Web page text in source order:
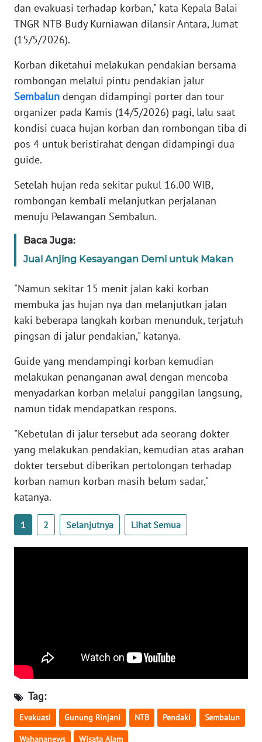
dan evakuasi terhadap korban," kata Kepala Balai
TNGR NTB Budy Kurniawan dilansir Antara, Jumat
(15/5/2026).
Korban diketahui melakukan pendakian bersama
rombongan melalui pintu pendakian jalur
Sembalun dengan didampingi porter dan tour
organizer pada Kamis (14/5/2026) pagi, lalu saat
kondisi cuaca hujan korban dan rombongan tiba di
pos 4 untuk beristirahat dengan didampingi dua
guide.
Setelah hujan reda sekitar pukul 16.00 WIB,
rombongan kembali melanjutkan perjalanan
menuju Pelawangan Sembalun.
Baca Juga:
Jual Anjing Kesayangan Demi untuk Makan
"Namun sekitar 15 menit jalan kaki korban
membuka jas hujan nya dan melanjutkan jalan
kaki beberapa langkah korban menunduk, terjatuh
pingsan di jalur pendakian," katanya.
Guide yang mendampingi korban kemudian
melakukan penanganan awal dengan mencoba
menyadarkan korban melalui panggilan langsung,
namun tidak mendapatkan respons.
"Kebetulan di jalur tersebut ada seorang dokter
yang melakukan pendakian, kemudian atas arahan
dokter tersebut diberikan pertolongan terhadap
korban namun korban masih belum sadar,"
katanya.
1 2 Selanjutnya Lihat Semua
Tag:
Evakuasi Gunung Rinjani NTB Pendaki Sembalun
Wahananews Wisata Alam
DISCLAIMER
Wahana
Regional
WN
SUMUT
WN
WN
JABAR
BANTEN
NTT
KEPRI
WN
PAPUA
WN
PAPUA
WN
RIAU
WN
WN
SULBAR